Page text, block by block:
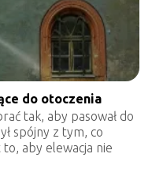
do otoczenia
tak, aby pasował do
spójny z tym, co
aby elewacja nie